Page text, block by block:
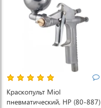
Краскопульт Miol
пневматический, HP (80-887)